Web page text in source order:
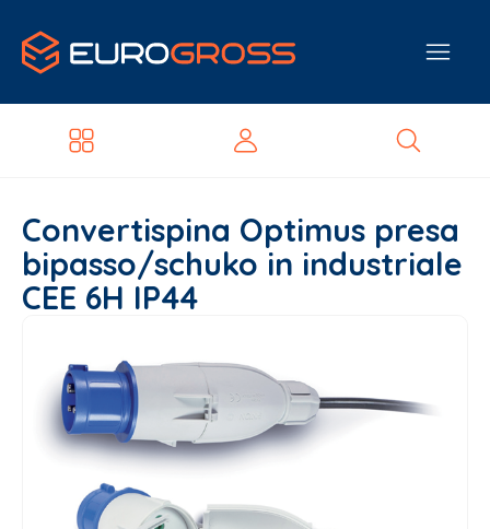
Convertispina Optimus presa
bipasso/schuko in industriale
CEE 6H IP44